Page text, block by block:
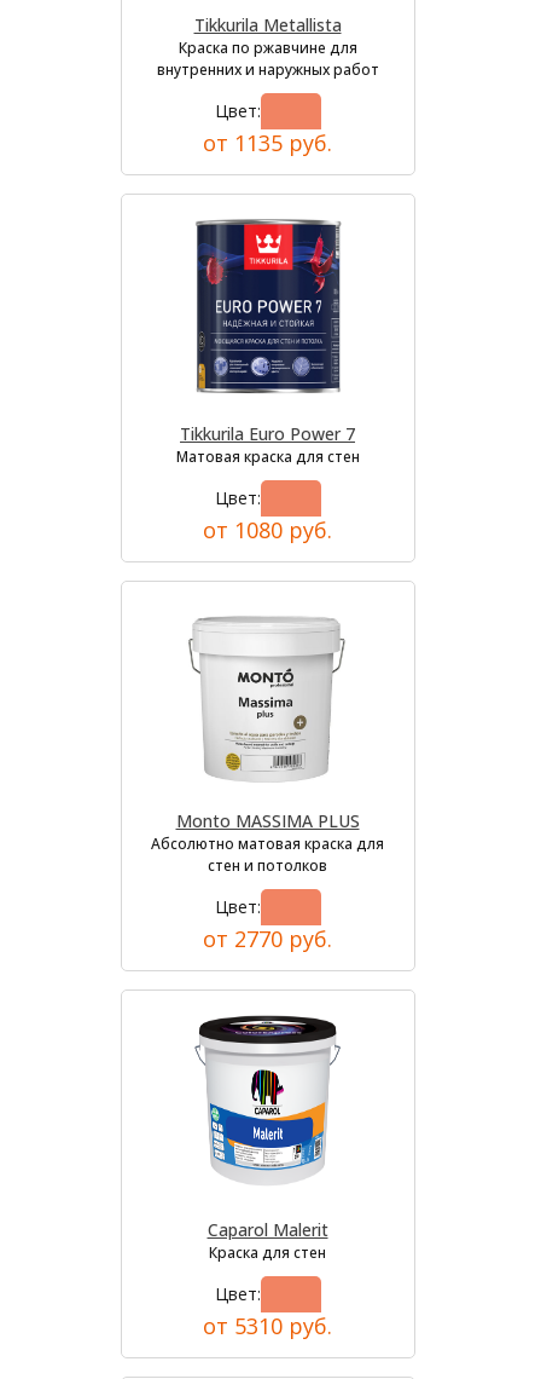
Tikkurila Metallista
Краска по ржавчине для
внутренних и наружных работ
Цвет:
от 1135 руб.
Tikkurila Euro Power 7
Матовая краска для стен
Цвет:
от 1080 руб.
Monto MASSIMA PLUS
Абсолютно матовая краска для
стен и потолков
Цвет:
от 2770 руб.
Caparol Malerit
Краска для стен
Цвет:
от 5310 руб.